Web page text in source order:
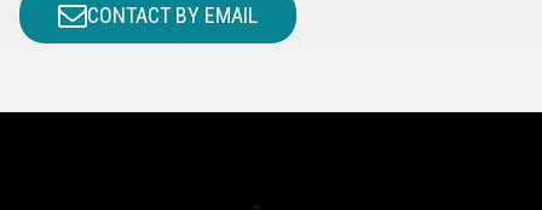
CONTACT BY EMAIL